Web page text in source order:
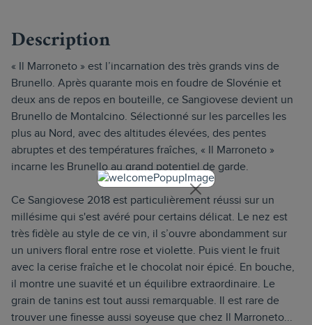
Description
« Il Marroneto » est l’incarnation des très grands vins de
Brunello. Après quarante mois en foudre de Slovénie et
deux ans de repos en bouteille, ce Sangiovese devient un
Brunello de Montalcino. Sélectionné sur les parcelles les
plus au Nord, avec des altitudes élevées, des pentes
abruptes et des températures fraîches, « Il Marroneto »
incarne les Brunello au grand potentiel de garde.
Ce Sangiovese 2018 est particulièrement réussi sur un
millésime qui s'est avéré pour certains délicat. Le nez est
très fidèle au style de ce vin, il s’ouvre abondamment sur
un univers floral entre rose et violette. Puis vient le fruit
avec la cerise fraîche et le chocolat noir épicé. En bouche,
il montre une suavité et un équilibre extraordinaire. Le
grain de tanins est tout aussi remarquable. Il est rare de
trouver une finesse aussi soyeuse que chez Il Marroneto...